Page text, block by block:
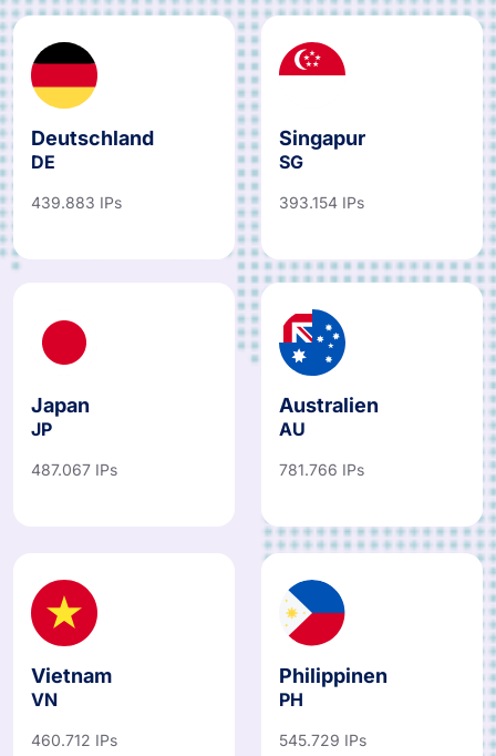
Deutschland
DE
439.883 IPs
Singapur
SG
393.154 IPs
Japan
JP
487.067 IPs
Australien
AU
781.766 IPs
Vietnam
VN
460.712 IPs
Philippinen
PH
545.729 IPs